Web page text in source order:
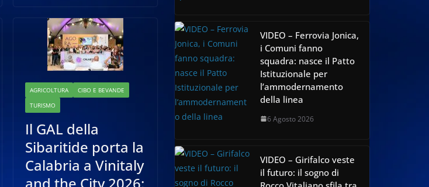
AGRICOLTURA
CIBO E BEVANDE
TURISMO
Il GAL della
Sibaritide porta la
Calabria a Vinitaly
VIDEO – Ferrovia Jonica,
i Comuni fanno
squadra: nasce il Patto
Istituzionale per
l’ammodernamento
della linea
6 Agosto 2026
VIDEO – Girifalco veste
il futuro: il sogno di